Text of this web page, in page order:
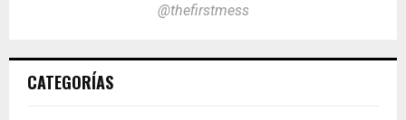
@thefirstmess
CATEGORÍAS